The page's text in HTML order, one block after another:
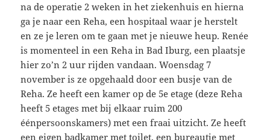
na de operatie 2 weken in het ziekenhuis en hierna
ga je naar een Reha, een hospitaal waar je herstelt
en ze je leren om te gaan met je nieuwe heup. Renée
is momenteel in een Reha in Bad Iburg, een plaatsje
hier zo’n 2 uur rijden vandaan.Woensdag 7
november is ze opgehaald door een busje van de
Reha. Ze heeft een kamer op de 5e etage (deze Reha
heeft 5 etages met bij elkaar ruim 200
éénpersoonskamers) met een fraai uitzicht. Ze heeft
een eigen badkamer met toilet, een bureautje met